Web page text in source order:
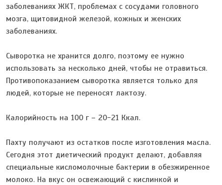
заболеваниях ЖКТ, проблемах с сосудами головного
мозга, щитовидной железой, кожных и женских
заболеваниях.
Сыворотка не хранится долго, поэтому ее нужно
использовать за несколько дней, чтобы не отравиться.
Противопоказанием сыворотка является только для
людей, которые не переносят лактозу.
Калорийность на 100 г – 20-21 Ккал.
Пахту получают из остатков после изготовления масла.
Сегодня этот диетический продукт делают, добавляя
специальные кисломолочные бактерии в обезжиренное
молоко. На вкус он освежающий с кислинкой и